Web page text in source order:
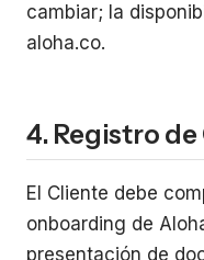
cambiar; la
aloha.co.
4. Registro
El Cliente debe
onboarding de
presentación de